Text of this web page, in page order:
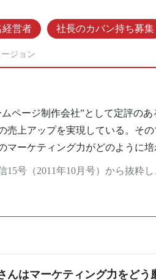
経営者 社長のカバン持ち募集
ジョン
ページ制作会社”として定評の
売上アップを実現している。そ
マーケティング力がどのように
号（2011年10月号）から抜粋し
はマーケティング力をどう